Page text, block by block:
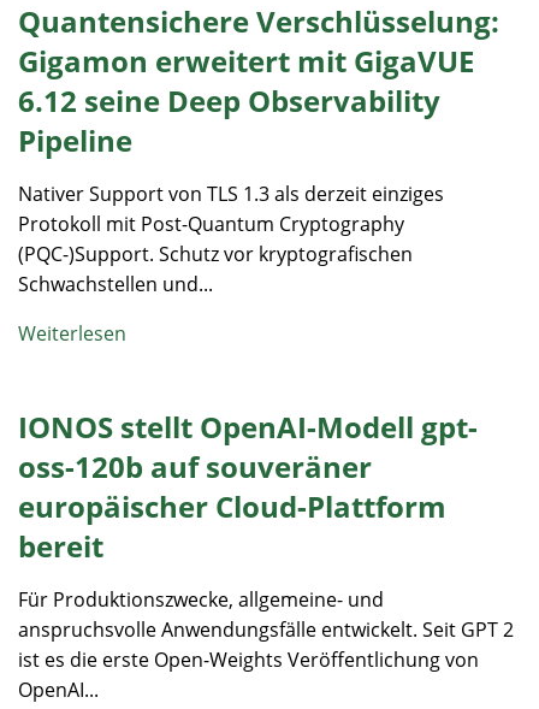
Quantensichere Verschlüsselung:
Gigamon erweitert mit GigaVUE
6.12 seine Deep Observability
Pipeline
Nativer Support von TLS 1.3 als derzeit einziges
Protokoll mit Post-Quantum Cryptography
(PQC-)Support. Schutz vor kryptografischen
Schwachstellen und...
Weiterlesen
IONOS stellt OpenAI-Modell gpt-
oss-120b auf souveräner
europäischer Cloud-Plattform
bereit
Für Produktionszwecke, allgemeine- und
anspruchsvolle Anwendungsfälle entwickelt. Seit GPT 2
ist es die erste Open-Weights Veröffentlichung von
OpenAI...